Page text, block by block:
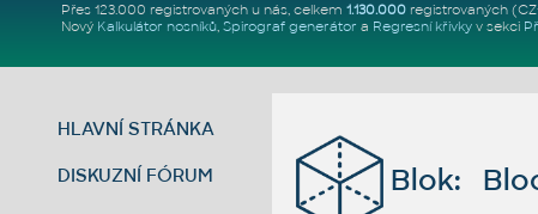
Přes 123.000 registrovaných u nás, celkem 1.130.000registrovaných
Nový Kalkulátor nosníků, Spirograf generátor a Regresní křivkyv sekci
HLAVNÍ STRÁNKA
DISKUZNÍ FÓRUM Blok: